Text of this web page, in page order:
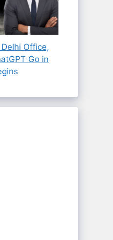
Office,
Go in